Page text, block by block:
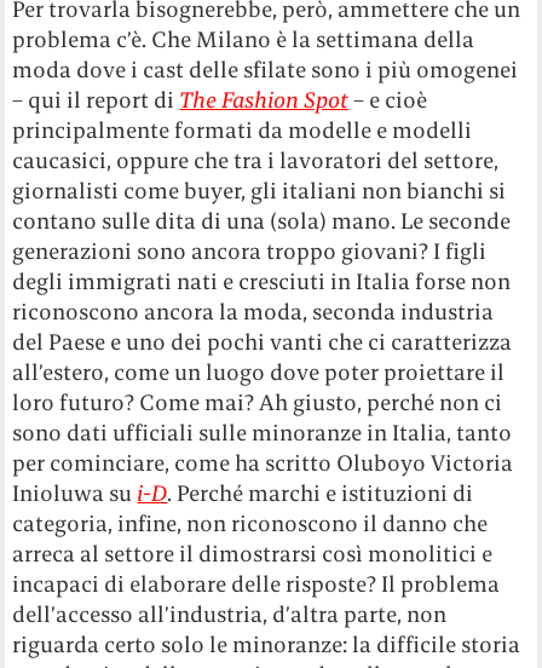
Per trovarla bisognerebbe, però, ammettere che un
problema c’è. Che Milano è la settimana della
moda dove i cast delle sfilate sono i più omogenei
– qui il report di The Fashion Spot– e cioè
principalmente formati da modelle e modelli
caucasici, oppure che tra i lavoratori del settore,
giornalisti come buyer, gli italiani non bianchi si
contano sulle dita di una (sola) mano. Le seconde
generazioni sono ancora troppo giovani? I figli
degli immigrati nati e cresciuti in Italia forse non
riconoscono ancora la moda, seconda industria
del Paese e uno dei pochi vanti che ci caratterizza
all’estero, come un luogo dove poter proiettare il
loro futuro? Come mai? Ah giusto, perché non ci
sono dati ufficiali sulle minoranze in Italia, tanto
per cominciare, come ha scritto Oluboyo Victoria
Inioluwa su i-D. Perché marchi e istituzioni di
categoria, infine, non riconoscono il danno che
arreca al settore il dimostrarsi così monolitici e
incapaci di elaborare delle risposte? Il problema
dell’accesso all’industria, d’altra parte, non
riguarda certo solo le minoranze: la difficile storia